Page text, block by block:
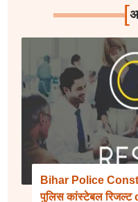
[
Bihar Police
पुलिस कांस्टेबल रिजल्ट